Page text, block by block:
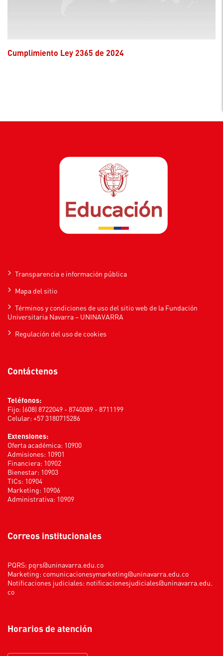
Cumplimiento Ley 2365 de 2024
Transparencia e información pública
Mapa del sitio
Términos y condiciones de uso del sitio web de la Fundación
Universitaria Navarra – UNINAVARRA
Regulación del uso de cookies
Contáctenos
Teléfonos:
Fijo: (608) 8722049 - 8740089 - 8711199
Celular: +57 3180715286
Extensiones:
Oferta académica: 10900
Admisiones: 10901
Financiera: 10902
Bienestar: 10903
TICs: 10904
Marketing: 10906
Administrativa: 10909
Correos institucionales
PQRS: pqrs@uninavarra.edu.co
Marketing: comunicacionesymarketing@uninavarra.edu.co
Notificaciones judiciales: notificacionesjudiciales@uninavarra.edu.
co
Horarios de atención